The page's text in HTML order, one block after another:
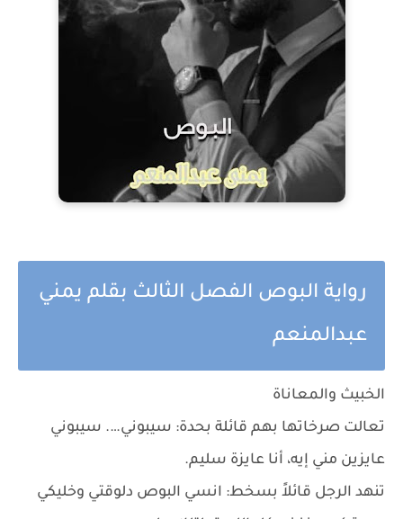
رواية البوص الفصل الثالث بقلم يمني
عبدالمنعم
الخبيث والمعاناة
تعالت صرخاتها بهم قائلة بحدة: سيبوني…. سيبوني
عايزين مني إيه، أنا عايزة سليم.
تنهد الرجل قائلاً بسخط: انسي البوص دلوقتي وخليكي